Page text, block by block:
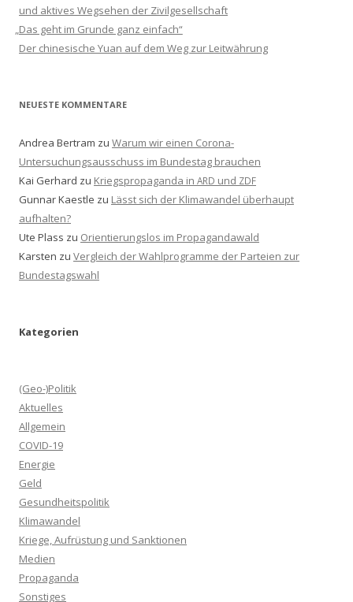
und aktives Wegsehen der Zivilgesellschaft
„Das geht im Grunde ganz einfach“
Der chinesische Yuan auf dem Weg zur Leitwährung
NEUESTE KOMMENTARE
Andrea Bertram zu Warum wir einen Corona-
Untersuchungsausschuss im Bundestag brauchen
Kai Gerhard zu Kriegspropaganda in ARD und ZDF
Gunnar Kaestle zu Lässt sich der Klimawandel überhaupt
aufhalten?
Ute Plass zu Orientierungslos im Propagandawald
Karsten zu Vergleich der Wahlprogramme der Parteien zur
Bundestagswahl
Kategorien
(Geo-)Politik
Aktuelles
Allgemein
COVID-19
Energie
Geld
Gesundheitspolitik
Klimawandel
Kriege, Aufrüstung und Sanktionen
Medien
Propaganda
Sonstiges